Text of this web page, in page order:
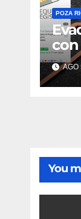
POZA
con
AGO
You